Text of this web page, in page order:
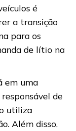
é
a transição
para os
de lítio na
em uma
de
utiliza
Além disso,